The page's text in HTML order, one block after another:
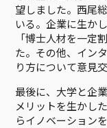
望しました。西尾
いる。企業に生か
「博士人材を一定
た。その他、イン
り方について意見
最後に、大学と企
メリットを生かし
らイノベーション